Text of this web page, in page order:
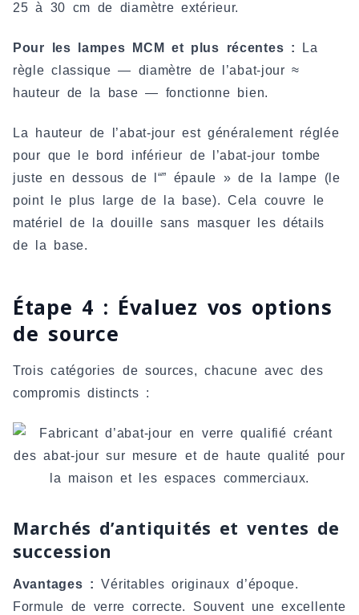
25 à 30 cm de diamètre extérieur.
Pour les lampes MCM et plus récentes : La
règle classique — diamètre de l’abat-jour ≈
hauteur de la base — fonctionne bien.
La hauteur de l’abat-jour est généralement réglée
pour que le bord inférieur de l’abat-jour tombe
juste en dessous de l“” épaule » de la lampe (le
point le plus large de la base). Cela couvre le
matériel de la douille sans masquer les détails
de la base.
Étape 4 : Évaluez vos options
de source
Trois catégories de sources, chacune avec des
compromis distincts :
Marchés d’antiquités et ventes de
succession
Avantages : Véritables originaux d’époque.
Formule de verre correcte. Souvent une excellente